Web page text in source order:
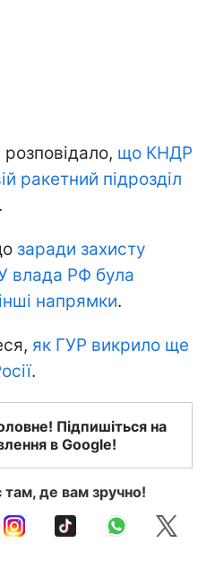
що КНДР
ракетний підрозділ
.
заради захисту
влада РФ була
напрямки.
як ГУР викрило ще
.
Підпишіться на
в Google!
де вам зручно!